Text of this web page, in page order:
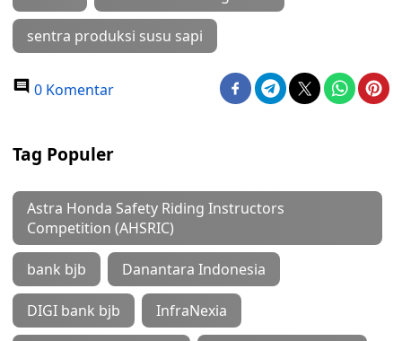
sentra produksi susu sapi
0 Komentar
Tag Populer
Astra Honda Safety Riding Instructors
Competition (AHSRIC)
bank bjb Danantara Indonesia
DIGI bank bjb InfraNexia